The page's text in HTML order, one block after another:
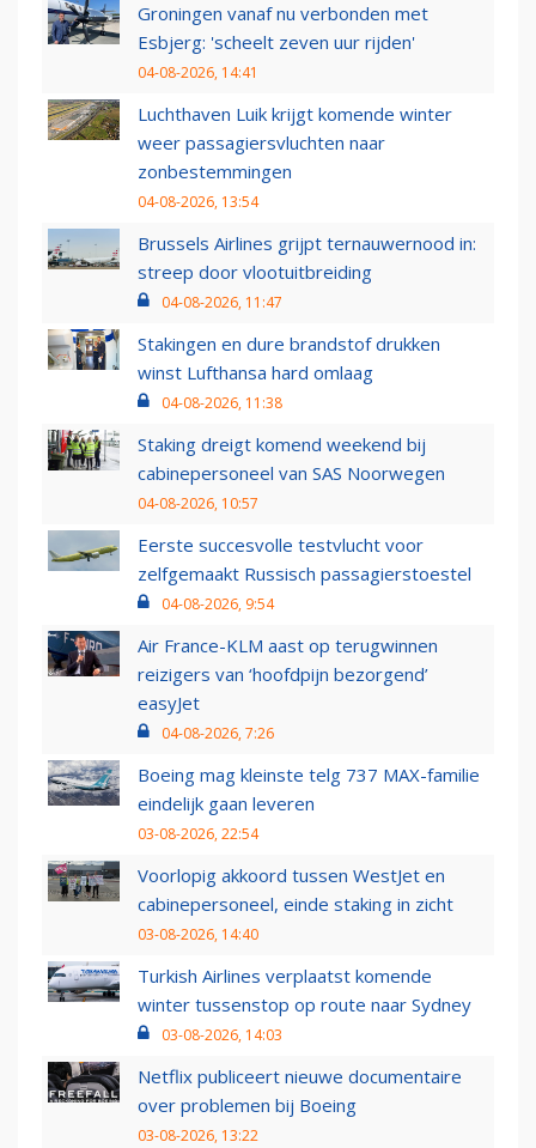
Groningen vanaf nu verbonden met
Esbjerg: 'scheelt zeven uur rijden'
04-08-2026, 14:41
Luchthaven Luik krijgt komende winter
weer passagiersvluchten naar
zonbestemmingen
04-08-2026, 13:54
Brussels Airlines grijpt ternauwernood in:
streep door vlootuitbreiding
04-08-2026, 11:47
Stakingen en dure brandstof drukken
winst Lufthansa hard omlaag
04-08-2026, 11:38
Staking dreigt komend weekend bij
cabinepersoneel van SAS Noorwegen
04-08-2026, 10:57
Eerste succesvolle testvlucht voor
zelfgemaakt Russisch passagierstoestel
04-08-2026, 9:54
Air France-KLM aast op terugwinnen
reizigers van ‘hoofdpijn bezorgend’
easyJet
04-08-2026, 7:26
Boeing mag kleinste telg 737 MAX-familie
eindelijk gaan leveren
03-08-2026, 22:54
Voorlopig akkoord tussen WestJet en
cabinepersoneel, einde staking in zicht
03-08-2026, 14:40
Turkish Airlines verplaatst komende
winter tussenstop op route naar Sydney
03-08-2026, 14:03
Netflix publiceert nieuwe documentaire
over problemen bij Boeing
03-08-2026, 13:22